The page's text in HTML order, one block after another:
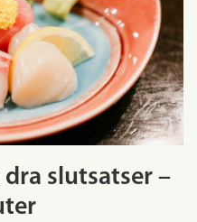
slutsatser –